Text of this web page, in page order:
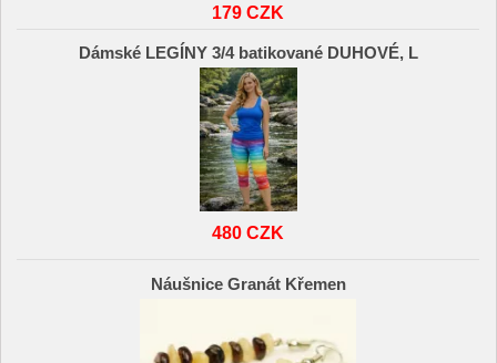
179 CZK
Dámské LEGÍNY 3/4 batikované DUHOVÉ, L
480 CZK
Náušnice Granát Křemen